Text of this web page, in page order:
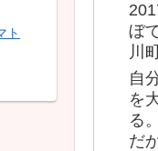
ト
ぼ
川
自
を
る。
だ